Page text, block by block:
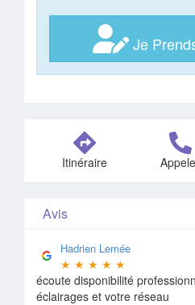
Je
Itinéraire
Avis
Hadrien Lemée
★ ★ ★ ★ ★
écoute disponibilité
éclairages et votre réseau